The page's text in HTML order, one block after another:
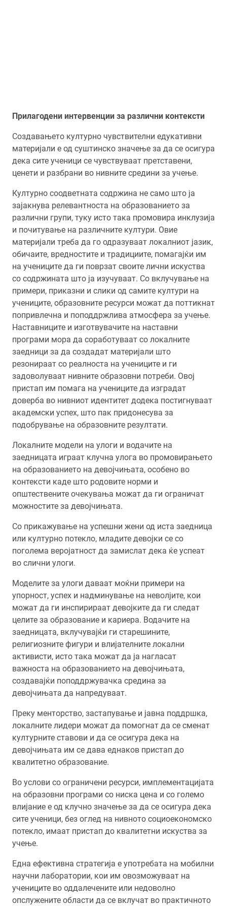
Прилагодени интервенции за различни контексти
Создавањето културно чувствителни едукативни
материјали е од суштинско значење за да се осигура
дека сите ученици се чувствуваат претставени,
ценети и разбрани во нивните средини за учење.
Културно соодветната содржина не само што ја
зајакнува релевантноста на образованието за
различни групи, туку исто така промовира инклузија
и почитување на различните култури. Овие
материјали треба да го одразуваат локалниот јазик,
обичаите, вредностите и традициите, помагајќи им
на учениците да ги поврзат своите лични искуства
со содржината што ја изучуваат. Со вклучување на
примери, приказни и слики од самите култури на
учениците, образовните ресурси можат да поттикнат
попривлечна и поподдржлива атмосфера за учење.
Наставниците и изготвувачите на наставни
програми мора да соработуваат со локалните
заедници за да создадат материјали што
резонираат со реалноста на учениците и ги
задоволуваат нивните образовни потреби. Овој
пристап им помага на учениците да изградат
доверба во нивниот идентитет додека постигнуваат
академски успех, што пак придонесува за
подобрување на образовните резултати.
Локалните модели на улоги и водачите на
заедницата играат клучна улога во промовирањето
на образованието на девојчињата, особено во
контексти каде што родовите норми и
општествените очекувања можат да ги ограничат
можностите за девојчињата.
Со прикажување на успешни жени од иста заедница
или културно потекло, младите девојки се со
поголема веројатност да замислат дека ќе успеат
во слични улоги.
Моделите за улоги даваат моќни примери на
упорност, успех и надминување на неволјите, кои
можат да ги инспирираат девојките да ги следат
целите за образование и кариера. Водачите на
заедницата, вклучувајќи ги старешините,
религиозните фигури и влијателните локални
активисти, исто така можат да ја нагласат
важноста на образованието на девојчињата,
создавајќи поподдржувачка средина за
девојчињата да напредуваат.
Преку менторство, застапување и јавна поддршка,
локалните лидери можат да помогнат да се сменат
културните ставови и да се осигура дека на
девојчињата им се дава еднаков пристап до
квалитетно образование.
Во услови со ограничени ресурси, имплементацијата
на образовни програми со ниска цена и со големо
влијание е од клучно значење за да се осигура дека
сите ученици, без оглед на нивното социоекономско
потекло, имаат пристап до квалитетни искуства за
учење.
Една ефективна стратегија е употребата на мобилни
научни лаборатории, кои им овозможуваат на
учениците во оддалечените или недоволно
опслужените области да се вклучат во практичното